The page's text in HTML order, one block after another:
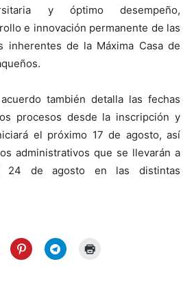
y óptimo desempeño,
e innovación permanente de las
inherentes de la Máxima Casa de
también detalla las fechas
procesos desde la inscripción y
el próximo 17 de agosto, así
administrativos que se llevarán a
de agosto en las distintas